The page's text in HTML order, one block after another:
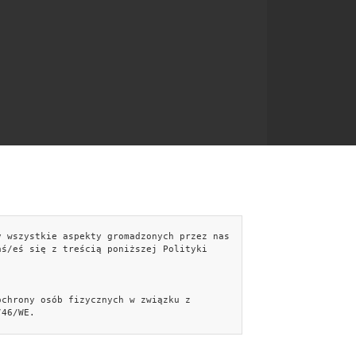
Facebook
aspekty gromadzonych przez nas
eś się z treścią poniższej Polityki
osób fizycznych w związku z
WE.
Netsprint S.A. oraz Facebook.